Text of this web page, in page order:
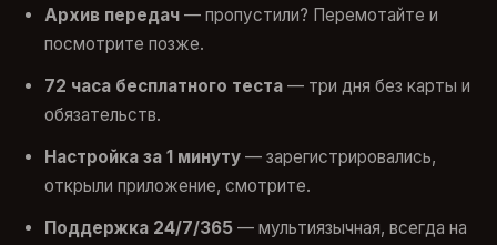
Архив передач — пропустили? Перемотайте и
посмотрите позже.
72 часа бесплатного теста — три дня без карты и
обязательств.
Настройка за 1 минуту — зарегистрировались,
открыли приложение, смотрите.
Поддержка 24/7/365 — мультиязычная, всегда на